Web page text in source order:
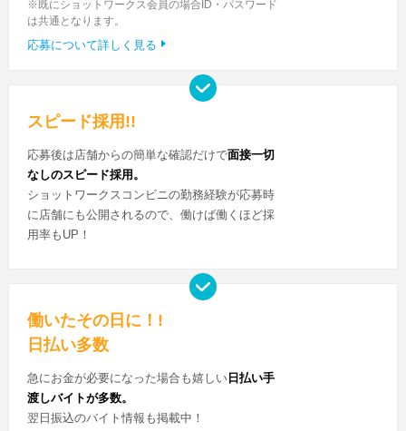
※既にショットワークス会員の場合ID・パスワード
は共通となります。
応募について詳しく見る
スピード採用!!
応募後は店舗からの簡単な確認だけで面接一切
なしのスピード採用。
ショットワークスコンビニの勤務経験が応募時
に店舗にも公開されるので、働けば働くほど採
用率もUP！
働いたその日に！!
日払い多数
急にお金が必要になった場合も嬉しい 日払い手
渡しバイトが多数。
翌日振込のバイト情報も掲載中！